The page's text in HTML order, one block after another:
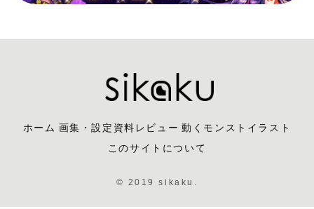
ホーム 画集・設定資料レビュー 動くモンストイラスト
このサイトについて
© 2019 sikaku.